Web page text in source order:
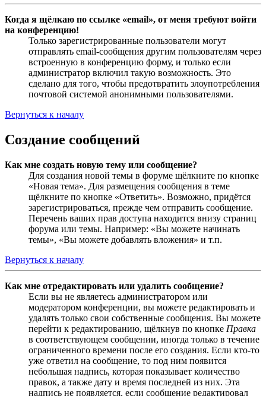
Когда я щёлкаю по ссылке «email», от меня требуют войти
на конференцию!
Только зарегистрированные пользователи могут
отправлять email-сообщения другим пользователям через
встроенную в конференцию форму, и только если
администратор включил такую возможность. Это
сделано для того, чтобы предотвратить злоупотребления
почтовой системой анонимными пользователями.
Вернуться к началу
Создание сообщений
Как мне создать новую тему или сообщение?
Для создания новой темы в форуме щёлкните по кнопке
«Новая тема». Для размещения сообщения в теме
щёлкните по кнопке «Ответить». Возможно, придётся
зарегистрироваться, прежде чем отправить сообщение.
Перечень ваших прав доступа находится внизу страниц
форума или темы. Например: «Вы можете начинать
темы», «Вы можете добавлять вложения» и т.п.
Вернуться к началу
Как мне отредактировать или удалить сообщение?
Если вы не являетесь администратором или
модератором конференции, вы можете редактировать и
удалять только свои собственные сообщения. Вы можете
перейти к редактированию, щёлкнув по кнопке Правка
в соответствующем сообщении, иногда только в течение
ограниченного времени после его создания. Если кто-то
уже ответил на сообщение, то под ним появится
небольшая надпись, которая показывает количество
правок, а также дату и время последней из них. Эта
надпись не появляется, если сообщение редактировал